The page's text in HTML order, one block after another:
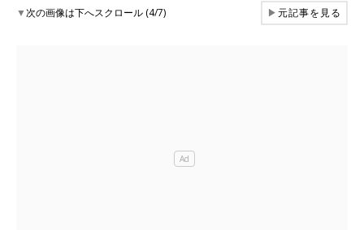
▼次の画像は下へスクロール (4/7) ▶元記事を見る